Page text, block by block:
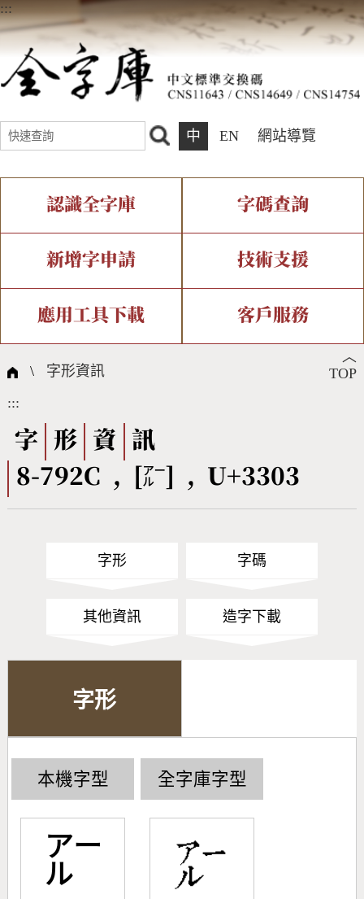
:::
中 EN 網站導覽
認識全字庫
全字庫介紹 全字庫現況
中文碼介紹 專有名詞介紹
國際字碼相關組織
字碼查詢
IDS查詢 部件查詢
複合查詢 注音查詢
筆畫查詢
筆順序查詢
CNS查詢 Unicode查詢
新增字申請
新字申請處理流程
技術支援
字形即時顯示 造字解決方案
全字庫授權 轉碼Web Service
應用工具下載
個人電腦造字處理工具
字形下載
客戶服務
問題集
熱門查詢統計
︿
TOP
\ 字形資訊
:::
字 形 資
訊
8-792C , [㌃] , U+3303
字形 字碼
其他資訊 造字下載
字形
本機字型
㌃
全字庫字型